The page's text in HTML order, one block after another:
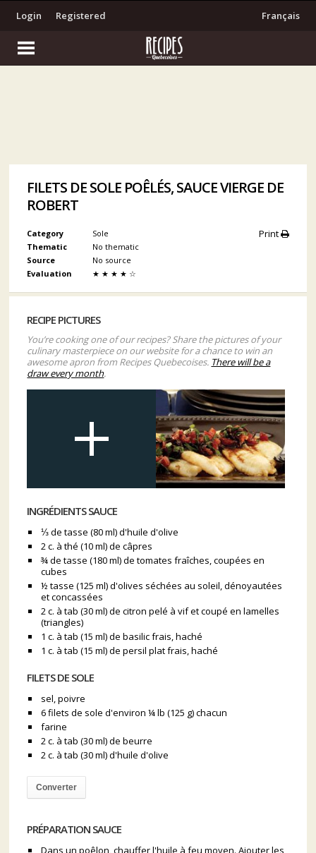
Registered
Login Français
FILETS DE SOLE POÊLÉS, SAUCE VIERGE DE
ROBERT
Print
Category
Sole
Thematic
No thematic
Source
No source
Evaluation
★ ★ ★ ★ ☆
RECIPE PICTURES
You’re cooking one of our recipes? Share the pictures of your
culinary masterpiece on our website for a chance to win an
awesome apron from Recipes Quebecoises. There will be a
draw every month.
INGRÉDIENTS SAUCE
⅓ de tasse (80 ml) d'huile d'olive
2 c. à thé (10 ml) de câpres
¾ de tasse (180 ml) de tomates fraîches, coupées en
cubes
½ tasse (125 ml) d'olives séchées au soleil, dénoyautées
et concassées
2 c. à tab (30 ml) de citron pelé à vif et coupé en lamelles
(triangles)
1 c. à tab (15 ml) de basilic frais, haché
1 c. à tab (15 ml) de persil plat frais, haché
FILETS DE SOLE
sel, poivre
6 filets de sole d'environ ¼ lb (125 g) chacun
farine
2 c. à tab (30 ml) de beurre
2 c. à tab (30 ml) d'huile d'olive
Converter
PRÉPARATION SAUCE
Dans un poêlon, chauffer l'huile à feu moyen. Ajouter les